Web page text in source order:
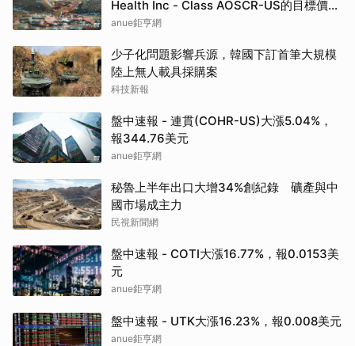
Health Inc - Class AOSCR-US的目標價調
升至25元，幅度約13.64%
anue鉅亨網
少子化問題影響兵源，韓國下訂首筆大規模
陸上無人載具採購案
科技新報
盤中速報 - 連貫(COHR-US)大漲5.04%，
報344.76美元
anue鉅亨網
秘魯上半年出口大增34%創紀錄 礦產與中
國市場成主力
民視新聞網
盤中速報 - COTI大漲16.77%，報0.0153美
元
anue鉅亨網
盤中速報 - UTK大漲16.23%，報0.008美元
anue鉅亨網